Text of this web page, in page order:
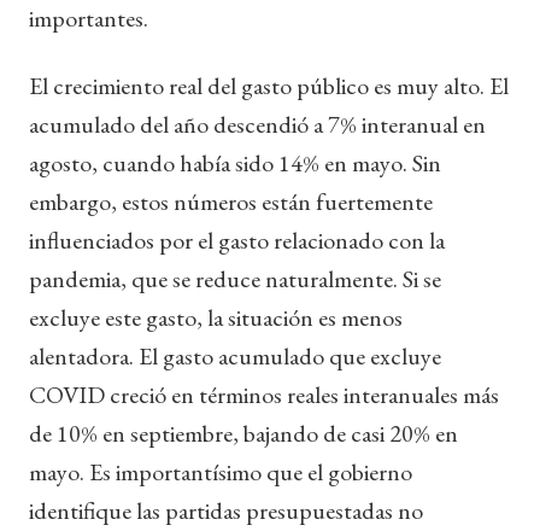
importantes.
El crecimiento real del gasto público es muy alto. El
acumulado del año descendió a 7% interanual en
agosto, cuando había sido 14% en mayo. Sin
embargo, estos números están fuertemente
influenciados por el gasto relacionado con la
pandemia, que se reduce naturalmente. Si se
excluye este gasto, la situación es menos
alentadora. El gasto acumulado que excluye
COVID creció en términos reales interanuales más
de 10% en septiembre, bajando de casi 20% en
mayo. Es importantísimo que el gobierno
identifique las partidas presupuestadas no